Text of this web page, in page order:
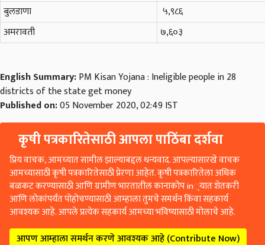
बुलडाणा
५,९८६
अमरावती
७,६०३
English Summary:PM Kisan Yojana : Ineligible people in 28
districts of the state get money
Published on:05 November 2020, 02:49 IST
कृषी पत्रकारितेसाठी आपला पाठिंबा दर्शवा
प्रिय वाचक, आमच्यात सामील झाल्याबद्दल धन्यवाद. आपल्यासारखे वाचक
आमच्यासाठी कृषी पत्रकारितेसाठी प्रेरणा आहेत. कृषी पत्रकारितेला अधिक
बळकट करण्यासाठी आणि ग्रामीण भारतातील कानाकोप in्यात शेतकरी
आणि लोकांपर्यंत पोहोचण्यासाठी आम्हाला तुमचे समर्थन किंवा सहकार्य
आवश्यक आहे. आपले प्रत्येक सहकार्य आमच्या भविष्यासाठी मोलाचे आहे.
आपण आम्हाला समर्थन करणे आवश्यक आहे (Contribute Now)